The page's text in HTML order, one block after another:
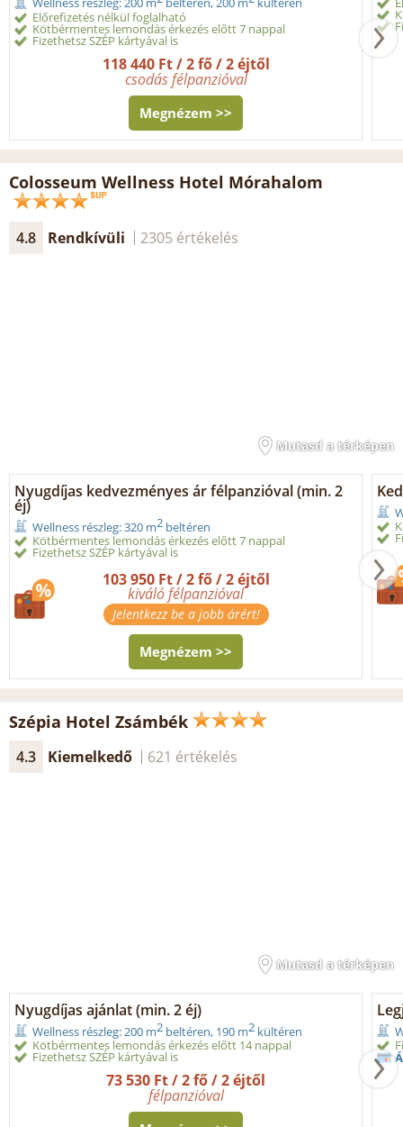
Wellness részleg: 200 m beltéren, 200 m
kültéren
Előrefizetés nélkül foglalható
Kötbérmentes lemondás érkezés előtt 7 nappal
Fizethetsz SZÉP kártyával is
118 440 Ft / 2 fő / 2 éjtől
csodás félpanzióval
Megnézem >>
Colosseum Wellness Hotel Mórahalom
4.8 Rendkívüli 2305 értékelés
Mutasd a térképen
Nyugdíjas kedvezményes ár félpanzióval (min. 2
éj)
Wellness részleg: 320 m2 beltéren
Kötbérmentes lemondás érkezés előtt 7 nappal
Fizethetsz SZÉP kártyával is
103 950 Ft / 2 fő / 2 éjtől
kiváló félpanzióval
Jelentkezz be a jobb árért!
Megnézem >>
Szépia Hotel Zsámbék
4.3 Kiemelkedő 621 értékelés
Mutasd a térképen
Nyugdíjas ajánlat (min. 2 éj)
Wellness részleg: 200 m2 beltéren, 190 m2 kültéren
Kötbérmentes lemondás érkezés előtt 14 nappal
Fizethetsz SZÉP kártyával is
73 530 Ft / 2 fő / 2 éjtől
félpanzióval